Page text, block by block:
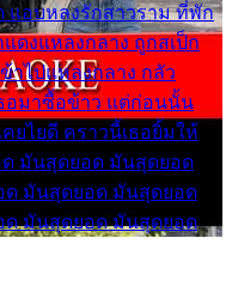
แอบหลงรักสาวราม ที่พัก
ดงแหลงกลาง ถูกสเป็ก
าไปแหลงกลาง กลัว
อมาซื้อข้าว แต่ก่อนนั้น
คยไยดี คราวนี้เธอยิ้มให้
ด มันสุดยอด มันสุดยอด
มันสุดยอด มันสุดยอด
มันสุดยอด มันสุดยอด